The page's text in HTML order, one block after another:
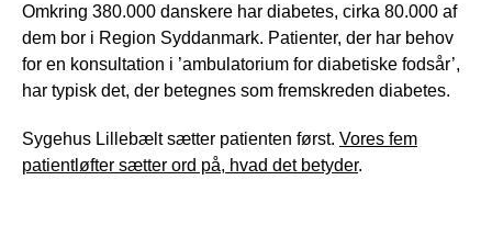
Omkring 380.000 danskere har diabetes, cirka 80.000 af
dem bor i Region Syddanmark. Patienter, der har behov
for en konsultation i ’ambulatorium for diabetiske fodsår’,
har typisk det, der betegnes som fremskreden diabetes.
Sygehus Lillebælt sætter patienten først. Vores fem
patientløfter sætter ord på, hvad det betyder.